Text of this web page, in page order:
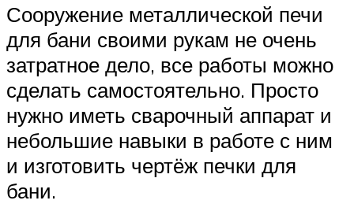
Сооружение металлической печи
для бани своими рукам не очень
затратное дело, все работы можно
сделать самостоятельно. Просто
нужно иметь сварочный аппарат и
небольшие навыки в работе с ним
и изготовить чертёж печки для
бани.